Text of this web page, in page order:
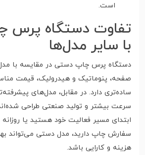
است.
تفاوت دستگاه پرس
با سایر مدل‌ها
دستگاه پرس چاپ دستی در مقایسه با
صفحه، پنوماتیک و هیدرولیک، قیمت
ساده‌تری دارد. در مقابل، مدل‌های پیشرفته‌تر
سرعت بیشتر و تولید صنعتی طراحی شده‌اند.
ابتدای مسیر فعالیت خود هستید یا
سفارش چاپ دارید، مدل دستی می‌تواند
هزینه و کارایی باشد.